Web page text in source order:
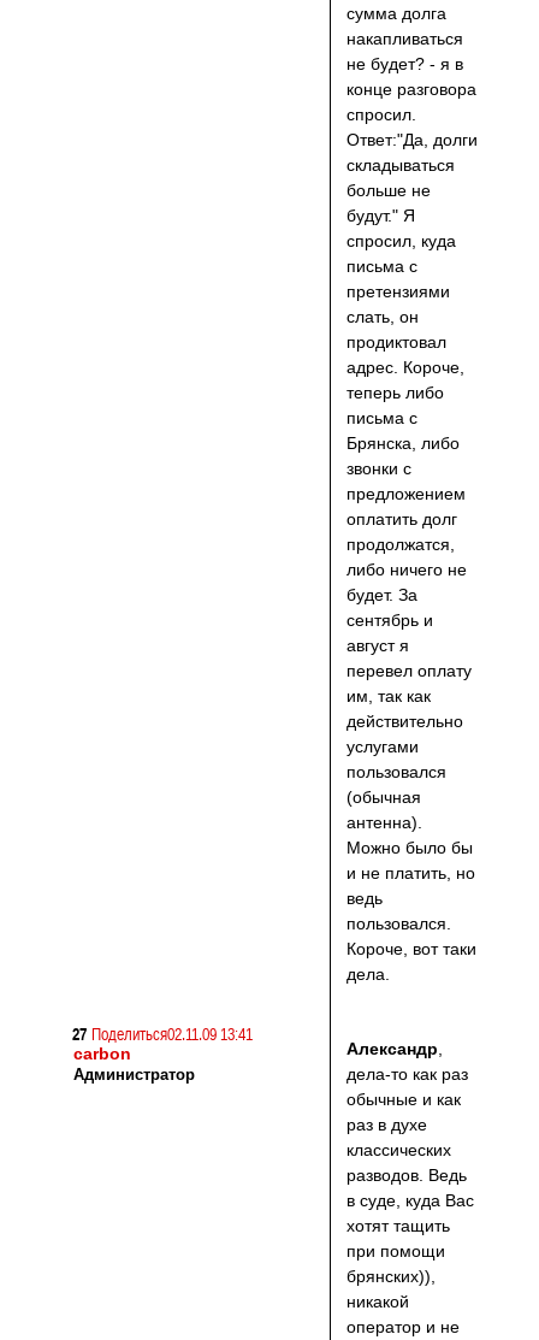
сумма долга
накапливаться
не будет? - я в
конце разговора
спросил.
Ответ:"Да, долги
складываться
больше не
будут." Я
спросил, куда
письма с
претензиями
слать, он
продиктовал
адрес. Короче,
теперь либо
письма с
Брянска, либо
звонки с
предложением
оплатить долг
продолжатся,
либо ничего не
будет. За
сентябрь и
август я
перевел оплату
им, так как
действительно
услугами
пользовался
(обычная
антенна).
Можно было бы
и не платить, но
ведь
пользовался.
Короче, вот таки
дела.
Поделиться
27
02.11.09 13:41
carbon
Администратор
Александр
дела-то как раз
обычные и как
раз в духе
классических
разводов. Ведь
в суде, куда Вас
хотят тащить
при помощи
брянских)),
никакой
оператор и не